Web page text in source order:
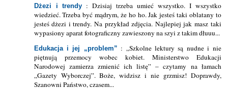
Dżezi i trendy : Dzisiaj trzeba umieć wszystko. I wszystko
wiedzieć. Trzeba być mądrym, że ho ho. Jak jesteś taki oblatany to
jesteś dżezi i trendy. Na przykład zdjęcia. Najlepiej jak masz taki
wypasiony aparat fotograficzny zawieszony na szyi z takim dłuuu...
Edukacja i jej „problem” : „Szkolne lektury są nudne i nie
piętnują przemocy wobec kobiet. Ministerstwo Edukacji
Narodowej zamierza zmienić ich listę” – czytamy na łamach
„Gazety Wyborczej”. Boże, widzisz i nie grzmisz! Doprawdy,
Szanowni Państwo, czasem...